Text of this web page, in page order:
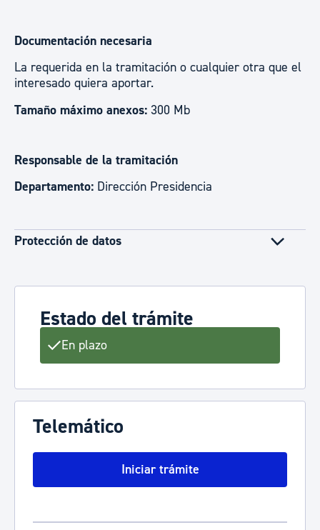
Documentación necesaria
La requerida en la tramitación o cualquier otra que el
interesado quiera aportar.
Tamaño máximo anexos: 300 Mb
Responsable de la tramitación
Departamento: Dirección Presidencia
Protección de datos
Estado del trámite
En plazo
Telemático
Iniciar trámite